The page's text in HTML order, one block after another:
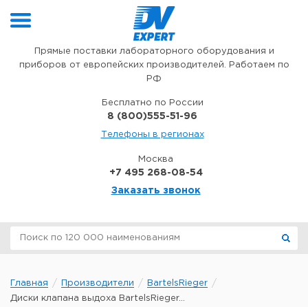
Прямые поставки лабораторного оборудования и
приборов от европейских производителей. Работаем по
РФ
Бесплатно по России
8 (800)555-51-96
Телефоны в регионах
Москва
+7 495 268-08-54
Заказать звонок
Главная Производители
BartelsRieger
Диски клапана выдоха BartelsRieger...